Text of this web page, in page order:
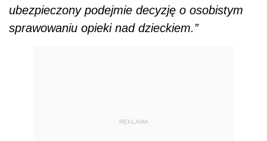
ubezpieczony podejmie decyzję o osobistym
sprawowaniu opieki nad dzieckiem.”
REKLAMA